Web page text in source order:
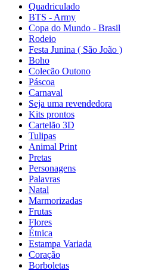
Quadriculado
BTS - Army
Copa do Mundo - Brasil
Rodeio
Festa Junina ( São João )
Boho
Colecão Outono
Páscoa
Carnaval
Seja uma revendedora
Kits prontos
Cartelão 3D
Tulipas
Animal Print
Pretas
Personagens
Palavras
Natal
Marmorizadas
Frutas
Flores
Étnica
Estampa Variada
Coração
Borboletas